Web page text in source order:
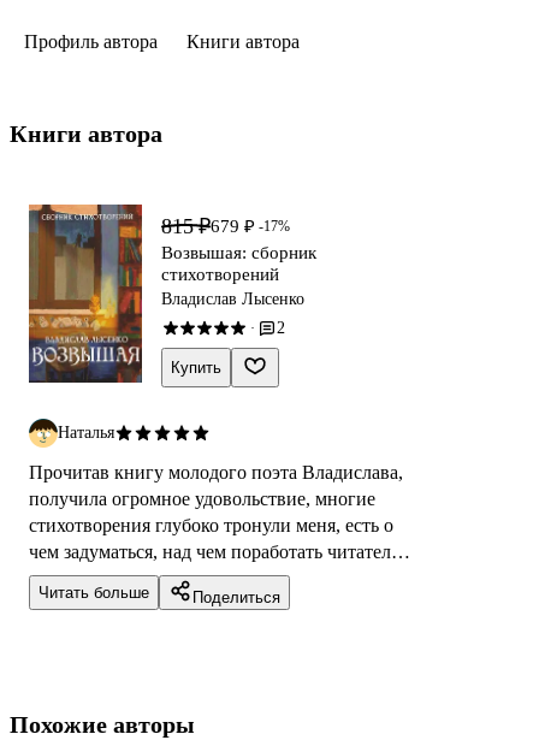
Профиль автора Книги автора
Книги автора
815 ₽679 ₽ -17%
Возвышая: сборник
стихотворений
Владислав Лысенко
· 2
Купить
Наталья
Прочитав книгу молодого поэта Владислава,
получила огромное удовольствие, многие
стихотворения глубоко тронули меня, есть о
чем задуматься, над чем поработать читателю,
очень советую приобрести эту кн...
Читать больше Поделиться
Похожие авторы